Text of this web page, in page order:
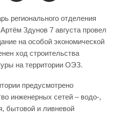
регионального отделения
Здунов 7 августа провел
на особой экономической
ход строительства
на территории ОЭЗ.
предусмотрено
инженерных сетей – водо-,
бытовой и ливневой